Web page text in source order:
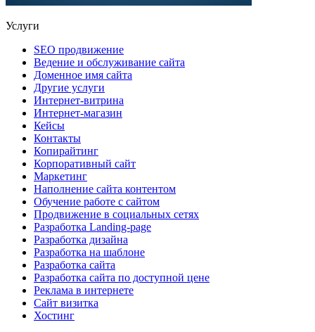
Услуги
SEO продвижение
Ведение и обслуживание сайта
Доменное имя сайта
Другие услуги
Интернет-витрина
Интернет-магазин
Кейсы
Контакты
Копирайтинг
Корпоративный сайт
Маркетинг
Наполнение сайта контентом
Обучение работе с сайтом
Продвижение в социальных сетях
Разработка Landing-page
Разработка дизайна
Разработка на шаблоне
Разработка сайта
Разработка сайта по доступной цене
Реклама в интернете
Сайт визитка
Хостинг